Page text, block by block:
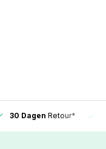
30 Dagen Retour*